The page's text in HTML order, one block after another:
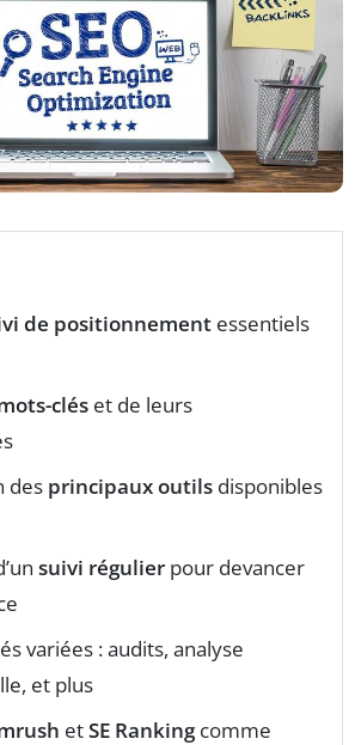
de positionnement essentiels
clés et de leurs
des principaux outils disponibles
suivi régulier pour devancer
variées : audits, analyse
et plus
etSE Rankingcomme